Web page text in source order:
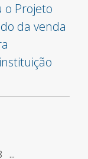
o Projeto
da venda
...